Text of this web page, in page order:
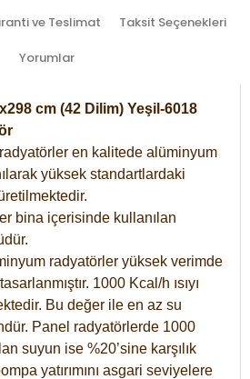
ve Teslimat Taksit Seçenekleri
Yorumlar
cm (42 Dilim) Yeşil-6018
en kalitede alüminyum
yüksek standartlardaki
bina içerisinde kullanılan
radyatörler yüksek verimde
1000 Kcal/h ısıyı
Bu değer ile en az su
Panel radyatörlerde 1000
suyun ise %20’sine karşılık
yatırımını asgari seviyelere